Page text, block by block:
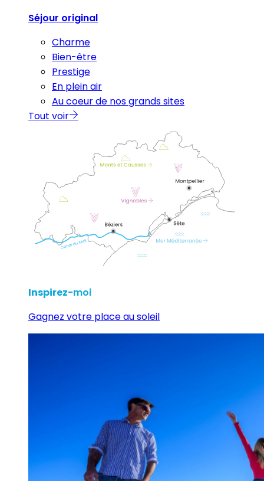
Séjour original
Charme
Bien-être
Prestige
En plein air
Au coeur de nos grands sites
Tout voir
Inspirez-moi
Gagnez votre place au soleil